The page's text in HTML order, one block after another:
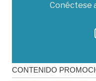
Conéctese